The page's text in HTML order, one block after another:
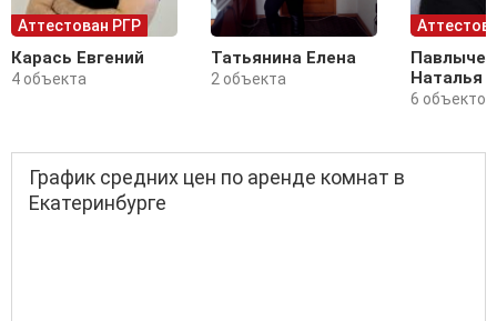
Аттестован РГР
Карась Евгений
4 объекта
Татьянина Елена
2 объекта
Наталья
6 объектов
График средних цен по аренде комнат в
Екатеринбурге